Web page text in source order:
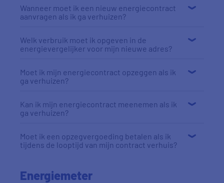
Wanneer moet ik een nieuw energiecontract
aanvragen als ik ga verhuizen?
Welk verbruik moet ik opgeven in de
energievergelijker voor mijn nieuwe adres?
Moet ik mijn energiecontract opzeggen als ik
ga verhuizen?
Kan ik mijn energiecontract meenemen als ik
ga verhuizen?
Moet ik een opzegvergoeding betalen als ik
tijdens de looptijd van mijn contract verhuis?
Energiemeter